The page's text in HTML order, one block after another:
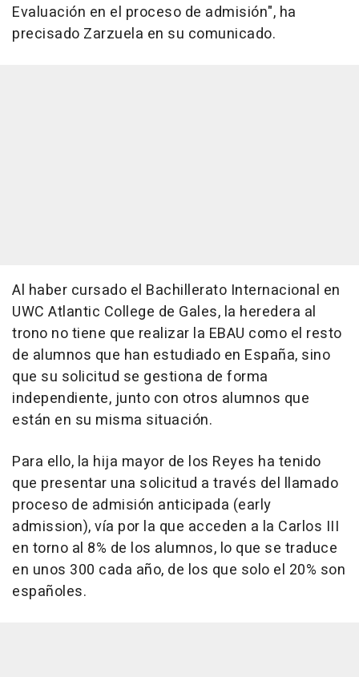
Evaluación en el proceso de admisión", ha
precisado Zarzuela en su comunicado.
Al haber cursado el Bachillerato Internacional en
UWC Atlantic College de Gales, la heredera al
trono no tiene que realizar la EBAU como el resto
de alumnos que han estudiado en España, sino
que su solicitud se gestiona de forma
independiente, junto con otros alumnos que
están en su misma situación.
Para ello, la hija mayor de los Reyes ha tenido
que presentar una solicitud a través del llamado
proceso de admisión anticipada (early
admission), vía por la que acceden a la Carlos III
en torno al 8% de los alumnos, lo que se traduce
en unos 300 cada año, de los que solo el 20% son
españoles.